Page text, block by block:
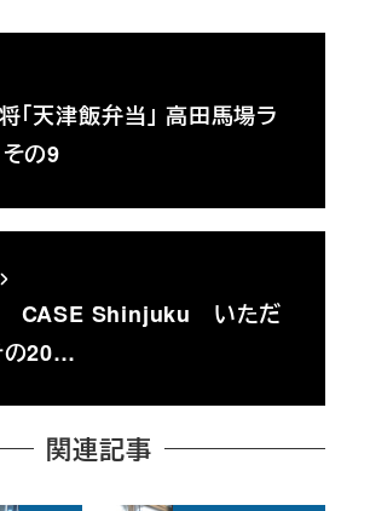
「天津飯弁当」 高田馬場ラ
の9
CASE Shinjuku いただ
の20…
関連記事